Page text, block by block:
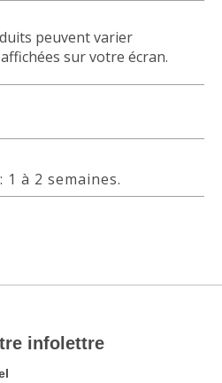
peuvent varier
sur votre écran.
1 à 2 semaines.
infolettre